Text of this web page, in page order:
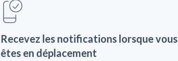
Recevez les notifications lorsque vous
êtes en déplacement